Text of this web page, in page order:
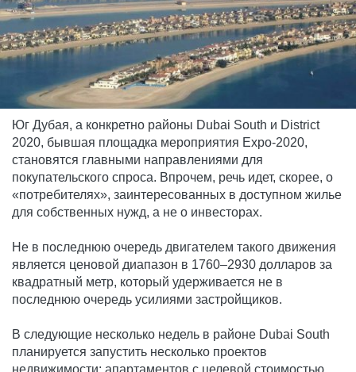
Юг Дубая, а конкретно районы Dubai South и District
2020, бывшая площадка мероприятия Expo-2020,
становятся главными направлениями для
покупательского спроса. Впрочем, речь идет, скорее, о
«потребителях», заинтересованных в доступном жилье
для собственных нужд, а не о инвесторах.
Не в последнюю очередь двигателем такого движения
является ценовой диапазон в 1760–2930 долларов за
квадратный метр, который удерживается не в
последнюю очередь усилиями застройщиков.
В следующие несколько недель в районе Dubai South
планируется запустить несколько проектов